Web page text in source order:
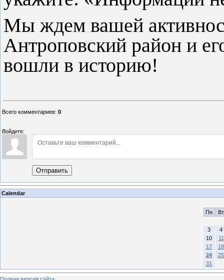
Мы ждем вашей
Антроповский район и
вошли в историю!
Всего комментариев: 0
Войдите:
Отправить
Calendar
Пн Вт
3
4
10
11
17
18
24
25
31